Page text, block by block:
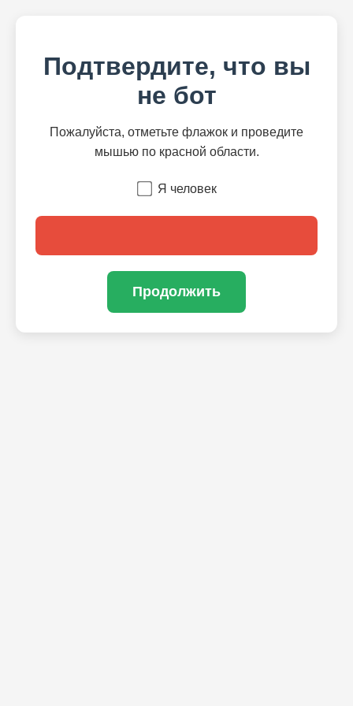
Подтвердите, что вы
не бот
Пожалуйста, отметьте флажок и проведите
мышью по красной области.
Я человек
Продолжить